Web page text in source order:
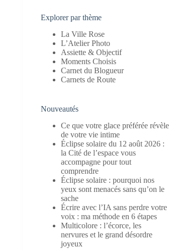
Explorer par thème
La Ville Rose
L’Atelier Photo
Assiette & Objectif
Moments Choisis
Carnet du Blogueur
Carnets de Route
Nouveautés
Ce que votre glace préférée révèle
de votre vie intime
Éclipse solaire du 12 août 2026 :
la Cité de l’espace vous
accompagne pour tout
comprendre
Éclipse solaire : pourquoi nos
yeux sont menacés sans qu’on le
sache
Écrire avec l’IA sans perdre votre
voix : ma méthode en 6 étapes
Multicolore : l’écorce, les
nervures et le grand désordre
joyeux